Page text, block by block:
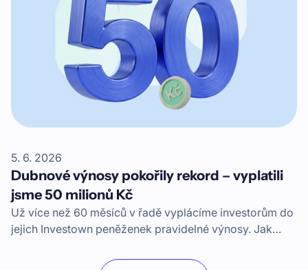
5. 6. 2026
Dubnové výnosy pokořily rekord – vyplatili
jsme 50 milionů Kč
Už více než 60 měsíců v řadě vyplácíme investorům do
jejich Investown peněženek pravidelné výnosy. Jak
objem měsíčních výnosů. V dubnu 2026 jsme pokořili